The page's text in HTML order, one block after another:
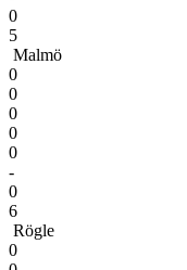
0
5
Malmö
0
0
0
0
0
-
0
6
Rögle
0